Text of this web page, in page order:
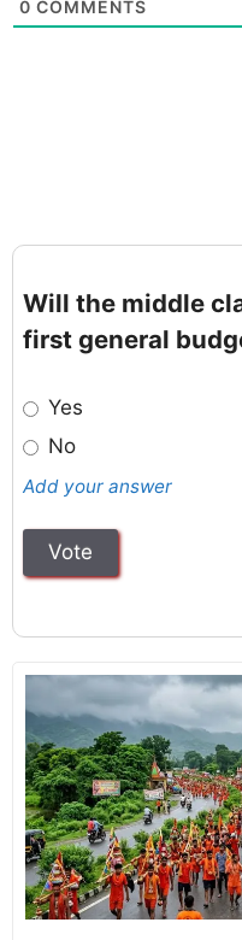
0 COMMENTS
Will the middle
first general
Yes
No
Add your answer